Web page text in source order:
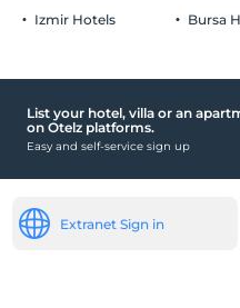
Child
Child cot
Electric Charging
Antibacterial room
Izmir Hotels Bursa
List your hotel, villa or an
on Otelz platforms.
Easy and self-service sign up
Extranet Sign in